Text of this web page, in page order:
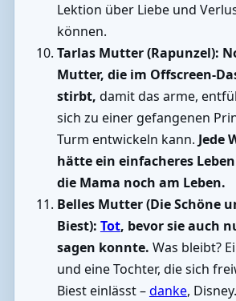
Lektion über Liebe und
können.
Tarlas Mutter (Rapunzel):
Mutter, die im Offscreen-
stirbt, damit das arme,
sich zu einer gefangenen
Turm entwickeln kann. Jede
hätte ein einfacheres
die Mama noch am Leben.
Belles Mutter (Die Schöne
Biest): Tot, bevor sie auch
sagen konnte. Was bleibt?
und eine Tochter, die sich
Biest einlässt –danke, Disney.